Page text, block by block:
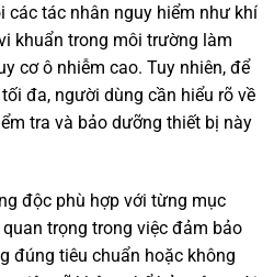
các tác nhân nguy hiểm như khí
khuẩn trong môi trường làm
cơ ô nhiễm cao. Tuy nhiên, để
đa, người dùng cần hiểu rõ về
tra và bảo dưỡng thiết bị này
độc phù hợp với từng mục
trọng trong việc đảm bảo
đúng tiêu chuẩn hoặc không